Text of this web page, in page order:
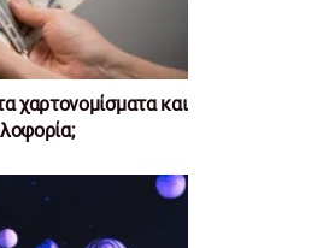
χαρτονομίσματα και